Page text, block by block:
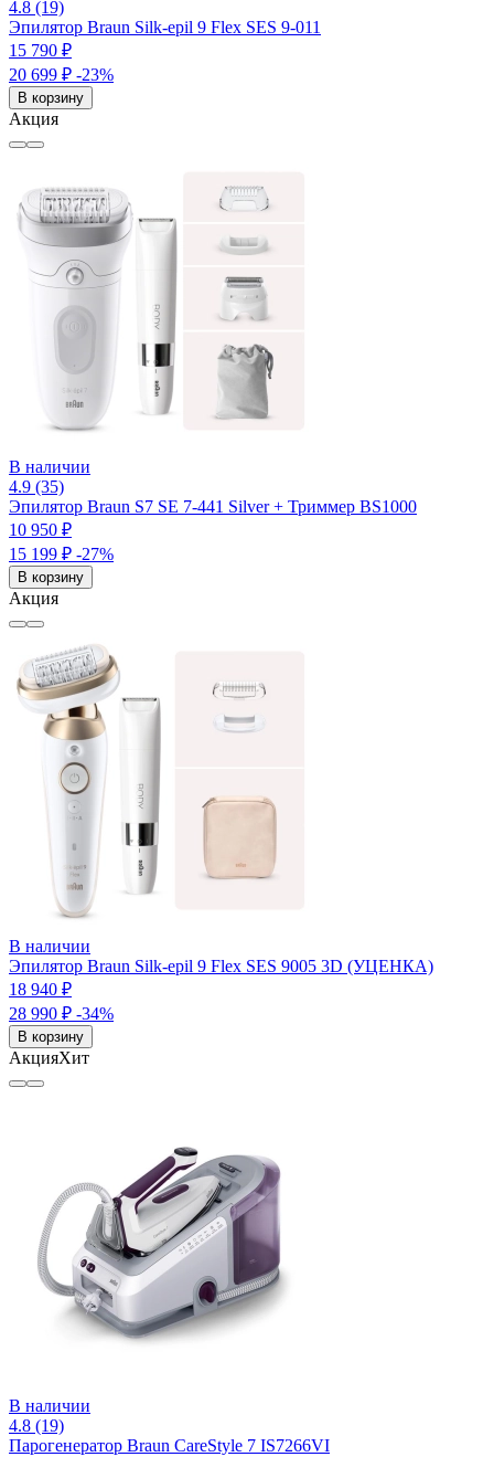
4.8 (19)
Эпилятор Braun Silk-epil 9 Flex SES 9-011
15 790 ₽
20 699 ₽ -23%
В корзину
Акция
В наличии
4.9 (35)
Эпилятор Braun S7 SE 7-441 Silver + Триммер BS1000
10 950 ₽
15 199 ₽ -27%
В корзину
Акция
В наличии
Эпилятор Braun Silk-epil 9 Flex SES 9005 3D (УЦЕНКА)
18 940 ₽
28 990 ₽ -34%
В корзину
АкцияХит
В наличии
4.8 (19)
Парогенератор Braun CareStyle 7 IS7266VI